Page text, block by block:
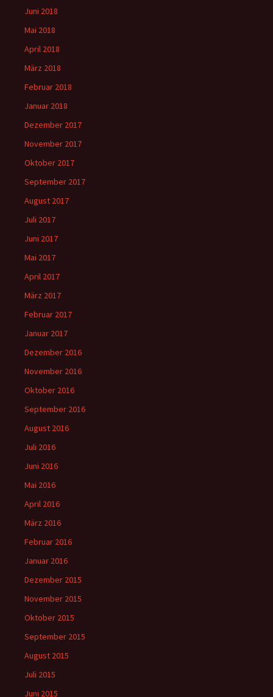
Juni 2018
Mai 2018
April 2018
März 2018
Februar 2018
Januar 2018
Dezember 2017
November 2017
Oktober 2017
September 2017
August 2017
Juli 2017
Juni 2017
Mai 2017
April 2017
März 2017
Februar 2017
Januar 2017
Dezember 2016
November 2016
Oktober 2016
September 2016
August 2016
Juli 2016
Juni 2016
Mai 2016
April 2016
März 2016
Februar 2016
Januar 2016
Dezember 2015
November 2015
Oktober 2015
September 2015
August 2015
Juli 2015
Juni 2015